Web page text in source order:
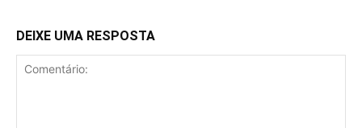
DEIXE UMA RESPOSTA